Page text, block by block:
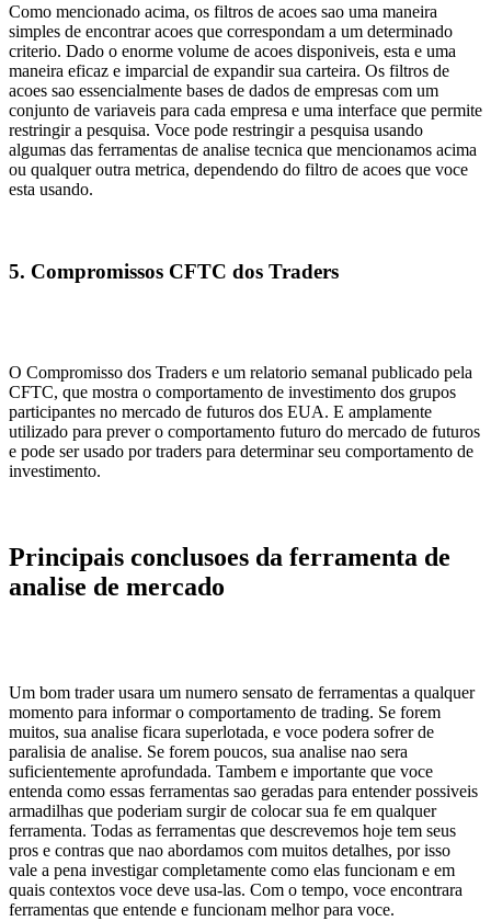
Como mencionado acima, os filtros de acoes sao uma maneira
simples de encontrar acoes que correspondam a um determinado
criterio. Dado o enorme volume de acoes disponiveis, esta e uma
maneira eficaz e imparcial de expandir sua carteira. Os filtros de
acoes sao essencialmente bases de dados de empresas com um
conjunto de variaveis para cada empresa e uma interface que permite
restringir a pesquisa. Voce pode restringir a pesquisa usando
algumas das ferramentas de analise tecnica que mencionamos acima
ou qualquer outra metrica, dependendo do filtro de acoes que voce
esta usando.
5. Compromissos CFTC dos Traders
O Compromisso dos Traders e um relatorio semanal publicado pela
CFTC, que mostra o comportamento de investimento dos grupos
participantes no mercado de futuros dos EUA. E amplamente
utilizado para prever o comportamento futuro do mercado de futuros
e pode ser usado por traders para determinar seu comportamento de
investimento.
Principais conclusoes da ferramenta de
analise de mercado
Um bom trader usara um numero sensato de ferramentas a qualquer
momento para informar o comportamento de trading. Se forem
muitos, sua analise ficara superlotada, e voce podera sofrer de
paralisia de analise. Se forem poucos, sua analise nao sera
suficientemente aprofundada. Tambem e importante que voce
entenda como essas ferramentas sao geradas para entender possiveis
armadilhas que poderiam surgir de colocar sua fe em qualquer
ferramenta. Todas as ferramentas que descrevemos hoje tem seus
pros e contras que nao abordamos com muitos detalhes, por isso
vale a pena investigar completamente como elas funcionam e em
quais contextos voce deve usa-las. Com o tempo, voce encontrara
ferramentas que entende e funcionam melhor para voce.